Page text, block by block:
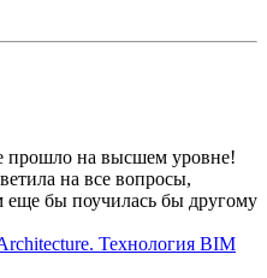
прошло на высшем уровне!
на все вопросы,
еще бы поучилась бы другому
Технология BIM